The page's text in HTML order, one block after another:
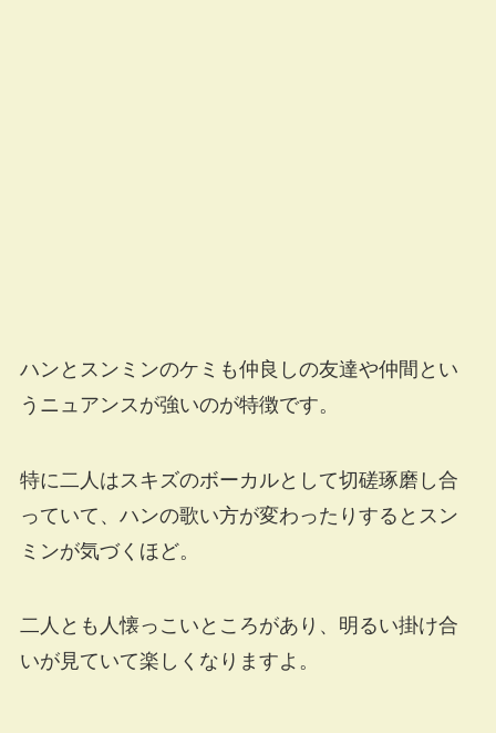
ハンとスンミンのケミも仲良しの友達や仲間とい
うニュアンスが強いのが特徴です。
特に二人はスキズのボーカルとして切磋琢磨し合
っていて、ハンの歌い方が変わったりするとスン
ミンが気づくほど。
二人とも人懐っこいところがあり、明るい掛け合
いが見ていて楽しくなりますよ。